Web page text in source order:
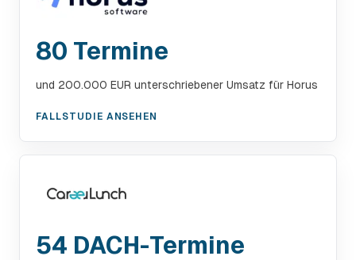
80 Termine
und 200.000 EUR unterschriebener Umsatz für Horus
FALLSTUDIE ANSEHEN
54 DACH-Termine